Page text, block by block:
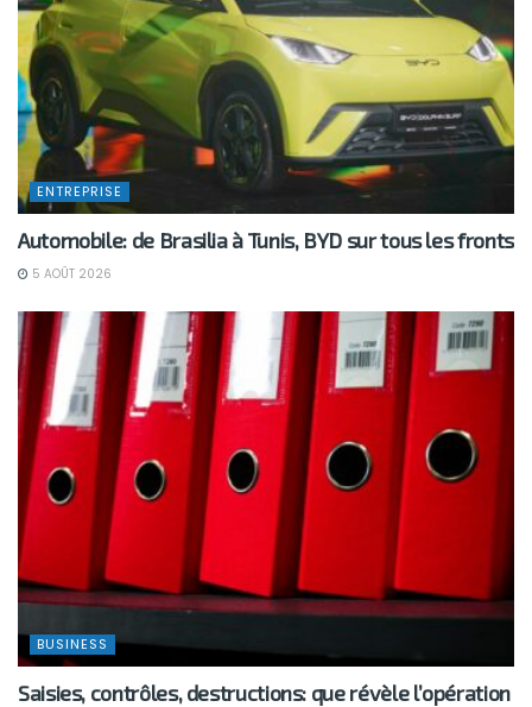
ENTREPRISE
Automobile: de Brasilia à Tunis, BYD sur tous les fronts
5 AOÛT 2026
BUSINESS
Saisies, contrôles, destructions: que révèle l’opération